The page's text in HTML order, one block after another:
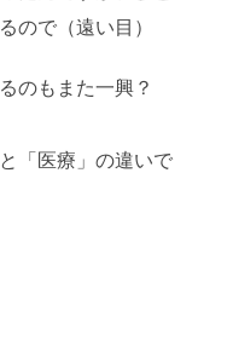
ので（遠い目）
のもまた一興？
「医療」の違いで